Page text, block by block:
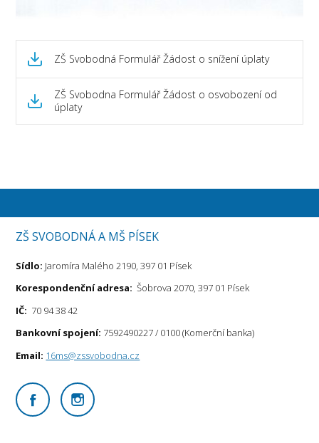
ZŠ Svobodná Formulář Žádost o snížení úplaty
ZŠ Svobodna Formulář Žádost o osvobození od
úplaty
ZŠ SVOBODNÁ A MŠ PÍSEK
Sídlo: Jaromíra Malého 2190, 397 01 Písek
Korespondenční adresa: Šobrova 2070, 397 01 Písek
IČ: 70 94 38 42
Bankovní spojení: 7592490227 / 0100 (Komerční banka)
Email: 16ms@zssvobodna.cz